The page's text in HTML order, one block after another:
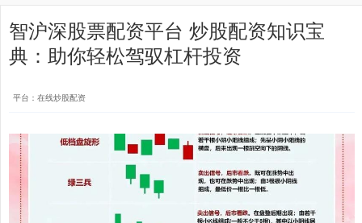
智沪深股票配资平台 炒股配资知识宝
典：助你轻松驾驭杠杆投资
平台：在线炒股配资